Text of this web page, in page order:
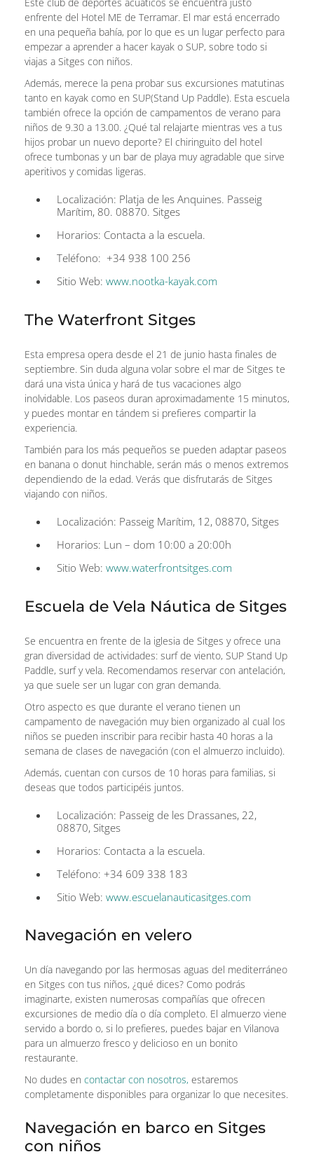
enfrente del Hotel ME de Terramar. El mar está encerrado
en una pequeña bahía, por lo que es un lugar perfecto para
empezar a aprender a hacer kayak o SUP, sobre todo si
viajas a Sitges con niños.
Además, merece la pena probar sus excursiones matutinas
tanto en kayak como en SUP(Stand Up Paddle). Esta escuela
también ofrece la opción de campamentos de verano para
niños de 9.30 a 13.00. ¿Qué tal relajarte mientras ves a tus
hijos probar un nuevo deporte? El chiringuito del hotel
ofrece tumbonas y un bar de playa muy agradable que sirve
aperitivos y comidas ligeras.
Localización: Platja de les Anquines. Passeig
Marítim, 80. 08870. Sitges
Horarios: Contacta a la escuela.
Teléfono: +34 938 100 256
Sitio Web:www.nootka-kayak.com
The Waterfront Sitges
Esta empresa opera desde el 21 de junio hasta finales de
septiembre. Sin duda alguna volar sobre el mar de Sitges te
dará una vista única y hará de tus vacaciones algo
inolvidable. Los paseos duran aproximadamente 15 minutos,
y puedes montar en tándem si prefieres compartir la
experiencia.
También para los más pequeños se pueden adaptar paseos
en banana o donut hinchable, serán más o menos extremos
dependiendo de la edad. Verás que disfrutarás de Sitges
viajando con niños.
Localización: Passeig Marítim, 12, 08870, Sitges
Horarios: Lun – dom 10:00 a 20:00h
Sitio Web:www.waterfrontsitges.com
Escuela de Vela Náutica de Sitges
Se encuentra en frente de la iglesia de Sitges y ofrece una
gran diversidad de actividades: surf de viento, SUP Stand Up
Paddle, surf y vela. Recomendamos reservar con antelación,
ya que suele ser un lugar con gran demanda.
Otro aspecto es que durante el verano tienen un
campamento de navegación muy bien organizado al cual los
niños se pueden inscribir para recibir hasta 40 horas a la
semana de clases de navegación (con el almuerzo incluido).
Además, cuentan con cursos de 10 horas para familias, si
deseas que todos participéis juntos.
Localización: Passeig de les Drassanes, 22,
08870, Sitges
Horarios: Contacta a la escuela.
Teléfono: +34 609 338 183
Sitio Web:www.escuelanauticasitges.com
Navegación en velero
Un día navegando por las hermosas aguas del mediterráneo
en Sitges con tus niños, ¿qué dices? Como podrás
imaginarte, existen numerosas compañías que ofrecen
excursiones de medio día o día completo. El almuerzo viene
servido a bordo o, si lo prefieres, puedes bajar en Vilanova
para un almuerzo fresco y delicioso en un bonito
restaurante.
No dudes en contactar con nosotros, estaremos
completamente disponibles para organizar lo que necesites.
Navegación en barco en Sitges
con niños